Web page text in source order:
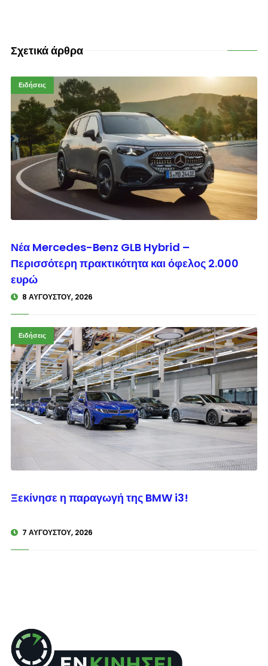
Σχετικά άρθρα
Ειδήσεις
Νέα Mercedes-Benz GLB Hybrid –
Περισσότερη πρακτικότητα και όφελος 2.000
ευρώ
8 ΑΥΓΟΎΣΤΟΥ, 2026
Ειδήσεις
Ξεκίνησε η παραγωγή της BMW i3!
7 ΑΥΓΟΎΣΤΟΥ, 2026